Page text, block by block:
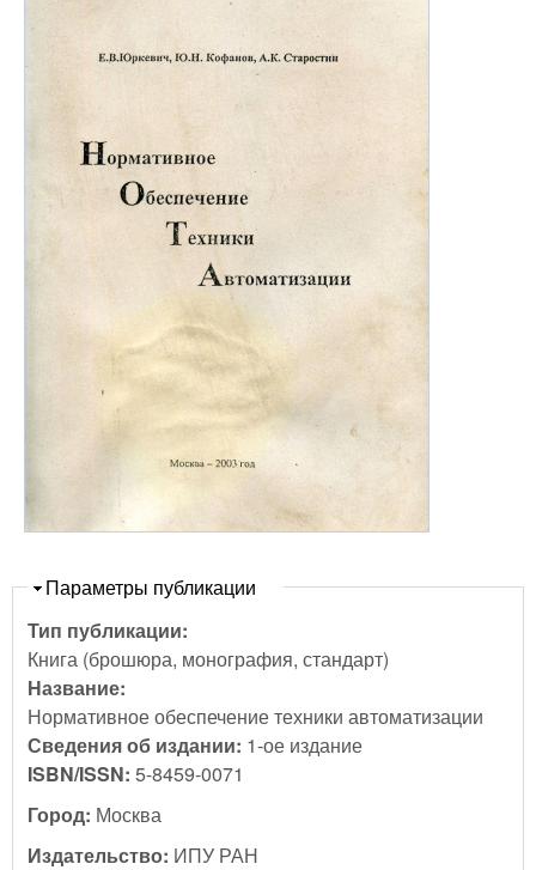
Скрыть
Параметры публикации
Тип публикации:
Книга (брошюра, монография, стандарт)
Название:
Нормативное обеспечение техники автоматизации
Сведения об издании: 1-ое издание
ISBN/ISSN: 5-8459-0071
Город: Москва
Издательство: ИПУ РАН